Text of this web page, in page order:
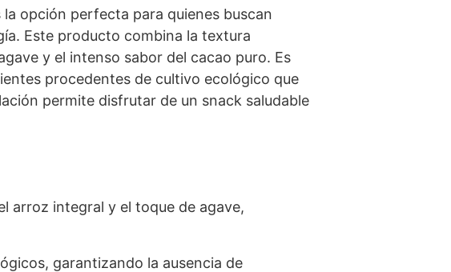
opción perfecta para quienes buscan
Este producto combina la textura
y el intenso sabor del cacao puro. Es
procedentes de cultivo ecológico que
permite disfrutar de un snack saludable
arroz integral y el toque de agave,
garantizando la ausencia de